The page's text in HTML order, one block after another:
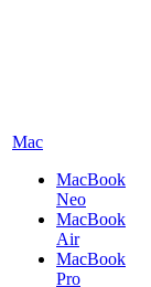
Mac
MacBook
Neo
MacBook
Air
MacBook
Pro